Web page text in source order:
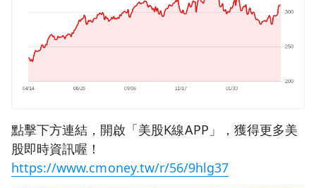
點擊下方連結，開啟「美股K線APP」，獲得更多美
股即時資訊喔！
https://www.cmoney.tw/r/56/9hlg37